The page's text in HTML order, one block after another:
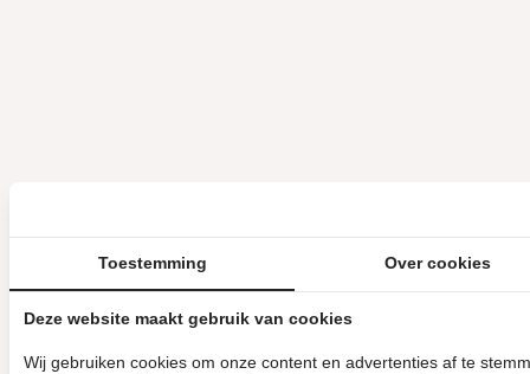
Toestemming Over cookies
Deze website maakt gebruik van cookies
Wij gebruiken cookies om onze content en advertenties af te